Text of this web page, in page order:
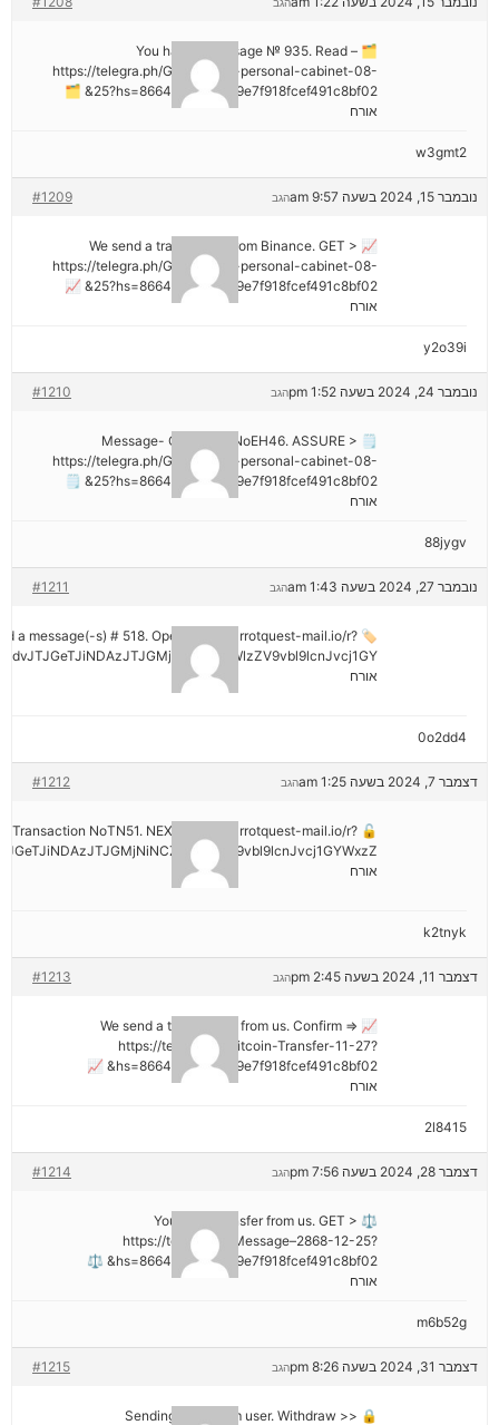
🗂 You have 1 message № 935. Read –
https://telegra.ph/Go-to-your-personal-cabinet-08-
25?hs=8664c520642b9e7f918fcef491c8bf02& 🗂
אורח
w3gmt2
נובמבר 15, 2024 בשעה 9:57 am #1209 הגב
📈 We send a transaction from Binance. GЕТ >
https://telegra.ph/Go-to-your-personal-cabinet-08-
25?hs=8664c520642b9e7f918fcef491c8bf02& 📈
אורח
y2o39i
נובמבר 24, 2024 בשעה 1:52 pm #1210 הגב
🗒 Message- Operation NoEH46. ASSURE >
https://telegra.ph/Go-to-your-personal-cabinet-08-
25?hs=8664c520642b9e7f918fcef491c8bf02& 🗒
אורח
88jygv
נובמבר 27, 2024 בשעה 1:43 am #1211 הגב
a message(-s) # 518. Open > out.carrotquest-mail.io/r?
אורח
0o2dd4
דצמבר 7, 2024 בשעה 1:25 am #1212 הגב
Transaction NoTN51. NEXT => out.carrotquest-mail.io/r?
אורח
k2tnyk
דצמבר 11, 2024 בשעה 2:45 pm #1213 הגב
📈 We send a transaction from us. Confirm =>
https://telegra.ph/Bitcoin-Transfer-11-27?
hs=8664c520642b9e7f918fcef491c8bf02& 📈
אורח
2l8415
דצמבר 28, 2024 בשעה 7:56 pm #1214 הגב
⚖ You got a transfer from us. GET >
https://telegra.ph/Message–2868-12-25?
hs=8664c520642b9e7f918fcef491c8bf02& ⚖
אורח
m6b52g
דצמבר 31, 2024 בשעה 8:26 pm #1215 הגב
🔒 Sending a gift from user. Withdrаw >>